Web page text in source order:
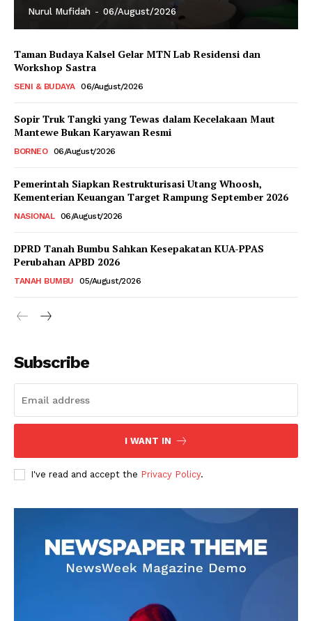
Nurul Mufidah - 06/August/2026
Taman Budaya Kalsel Gelar MTN Lab Residensi dan
Workshop Sastra
SENI & BUDAYA 06/August/2026
Sopir Truk Tangki yang Tewas dalam Kecelakaan Maut
Mantewe Bukan Karyawan Resmi
BORNEO 06/August/2026
Pemerintah Siapkan Restrukturisasi Utang Whoosh,
Kementerian Keuangan Target Rampung September 2026
NASIONAL 06/August/2026
DPRD Tanah Bumbu Sahkan Kesepakatan KUA-PPAS
Perubahan APBD 2026
TANAH BUMBU 05/August/2026
Subscribe
I WANT IN
I've read and accept the Privacy Policy.